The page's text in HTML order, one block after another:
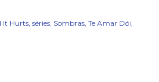
It Hurts séries Sombras Te Amar Dói